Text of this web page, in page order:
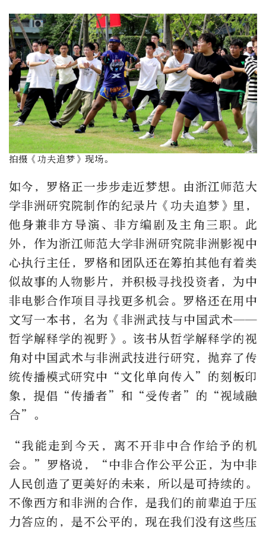
拍摄《功夫追梦》现场。
如今，罗格正一步步走近梦想。由浙江师范大
学非洲研究院制作的纪录片《功夫追梦》里，
他身兼非方导演、非方编剧及主角三职。此
外，作为浙江师范大学非洲研究院非洲影视中
心执行主任，罗格和团队还在筹拍其他有着类
似故事的人物影片，并积极寻找投资者，为中
非电影合作项目寻找更多机会。罗格还在用中
文写一本书，名为《非洲武技与中国武术——
哲学解释学的视野》。该书从哲学解释学的视
角对中国武术与非洲武技进行研究，抛弃了传
统传播模式研究中“文化单向传入”的刻板印
象，提倡“传播者”和“受传者”的“视域融
合”。
“我能走到今天，离不开非中合作给予的机
会。”罗格说，“中非合作公平公正，为中非
人民创造了更美好的未来，所以是可持续的。
不像西方和非洲的合作，是我们的前辈迫于压
力答应的，是不公平的，现在我们没有这些压